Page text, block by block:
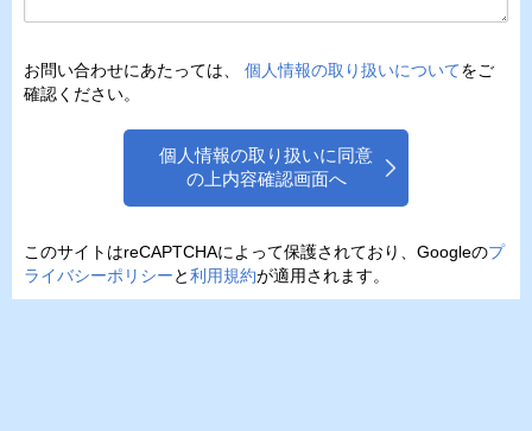
お問い合わせにあたっては、 個人情報の取り扱いについてをご
確認ください。
個人情報の取り扱いに同意
の上内容確認画面へ
このサイトはreCAPTCHAによって保護されており、Googleのプ
ライバシーポリシーと利用規約が適用されます。